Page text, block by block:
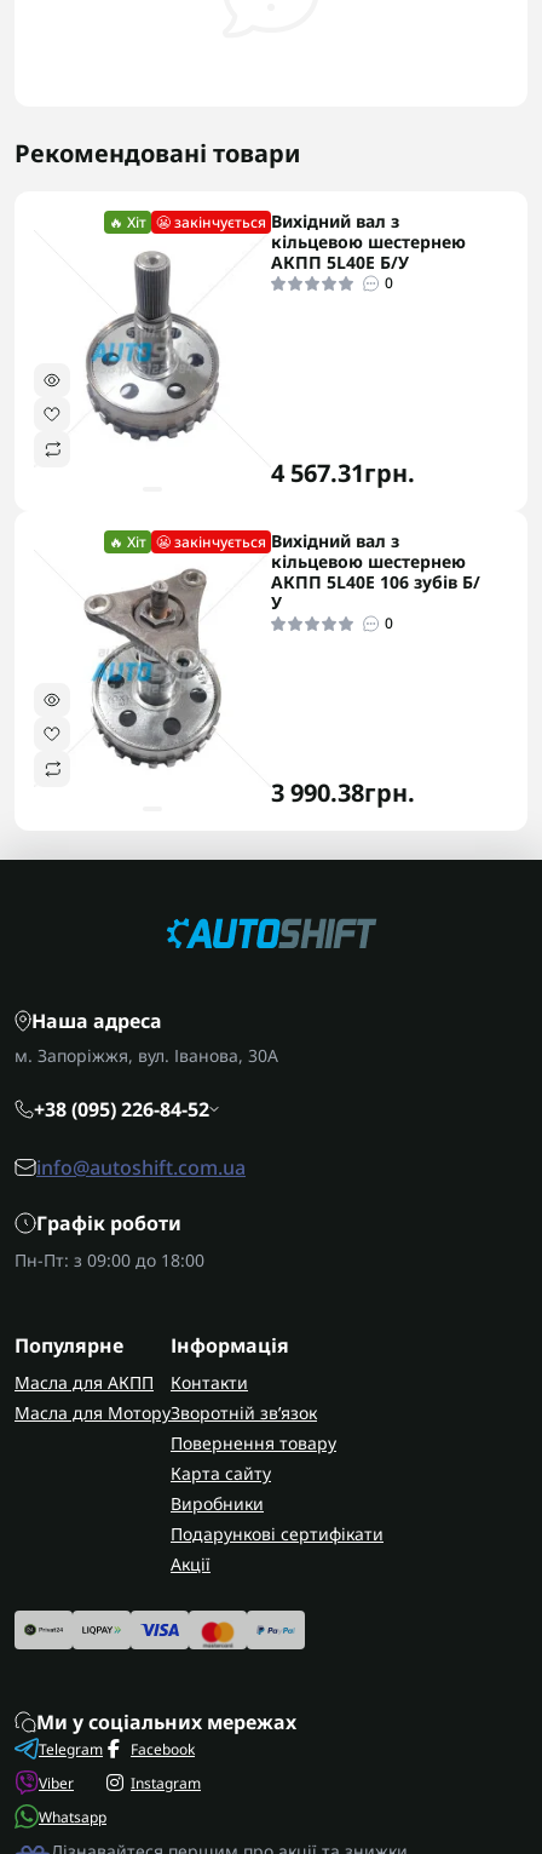
Рекомендовані товари
🔥 Хіт 😬 закінчується Вихідний вал з
кільцевою шестернею
АКПП 5L40E Б/У
0
4 567.31грн.
🔥 Хіт 😬 закінчується Вихідний вал з
кільцевою шестернею
АКПП 5L40E 106 зубів Б/
У
0
3 990.38грн.
Наша адреса
м. Запоріжжя, вул. Іванова, 30А
+38 (095) 226-84-52
info@autoshift.com.ua
Графік роботи
Пн-Пт: з 09:00 до 18:00
Популярне
Масла для АКПП
Масла для Мотору
Інформація
Контакти
Зворотній зв’язок
Повернення товару
Карта сайту
Виробники
Подарункові сертифікати
Акції
Ми у соціальних мережах
Telegram
Viber
Whatsapp
Facebook
Instagram